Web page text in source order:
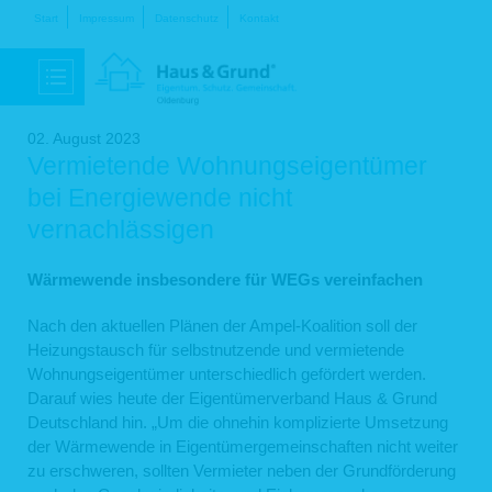
Navigation
Start Impressum Datenschutz Kontakt
02. August 2023
Vermietende Wohnungseigentümer
bei Energiewende nicht
vernachlässigen
Wärmewende insbesondere für WEGs vereinfachen
Nach den aktuellen Plänen der Ampel-Koalition soll der
Heizungstausch für selbstnutzende und vermietende
Wohnungseigentümer unterschiedlich gefördert werden.
Darauf wies heute der Eigentümerverband Haus & Grund
Deutschland hin. „Um die ohnehin komplizierte Umsetzung
der Wärmewende in Eigentümergemeinschaften nicht weiter
zu erschweren, sollten Vermieter neben der Grundförderung